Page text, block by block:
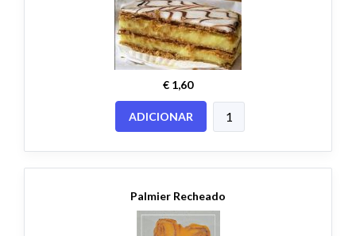
€ 1,60
ADICIONAR
Palmier Recheado